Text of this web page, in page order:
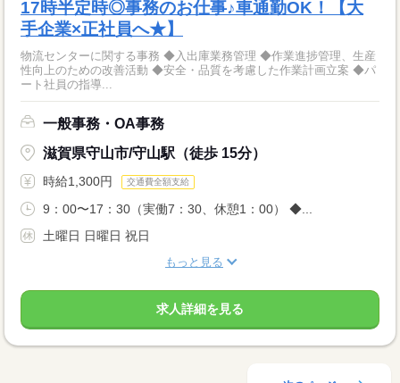
17時半定時◎事務のお仕事♪車通勤OK！【大
手企業×正社員へ★】
物流センターに関する事務 ◆入出庫業務管理 ◆作業進捗管理、生産
性向上のための改善活動 ◆安全・品質を考慮した作業計画立案 ◆パ
ート社員の指導...
一般事務・OA事務
滋賀県守山市/守山駅（徒歩 15分）
時給1,300円 交通費全額支給
9：00〜17：30（実働7：30、休憩1：00） ◆...
土曜日 日曜日 祝日
もっと見る
求人詳細を見る